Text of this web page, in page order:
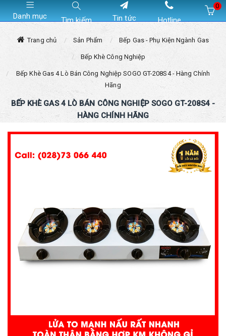
Danh mục Tìm kiếm Tin tức Hotline
0
Trang chủ Sản Phẩm Bếp Gas - Phụ Kiện Ngành Gas
Bếp Khè Công Nghiệp
Bếp Khè Gas 4 Lò Bán Công Nghiệp SOGO GT-208S4 - Hàng Chính
Hãng
BẾP KHÈ GAS 4 LÒ BÁN CÔNG NGHIỆP SOGO GT-208S4 -
HÀNG CHÍNH HÃNG